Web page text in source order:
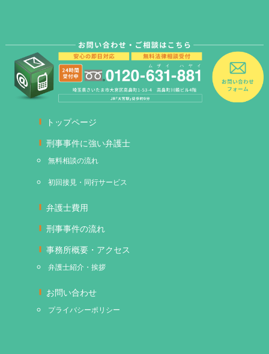
トップページ
刑事事件に強い弁護士
無料相談の流れ
初回接見・同行サービス
弁護士費用
刑事事件の流れ
事務所概要・アクセス
弁護士紹介・挨拶
お問い合わせ
プライバシーポリシー